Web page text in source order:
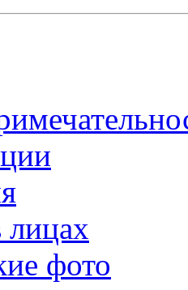
лицах
фото